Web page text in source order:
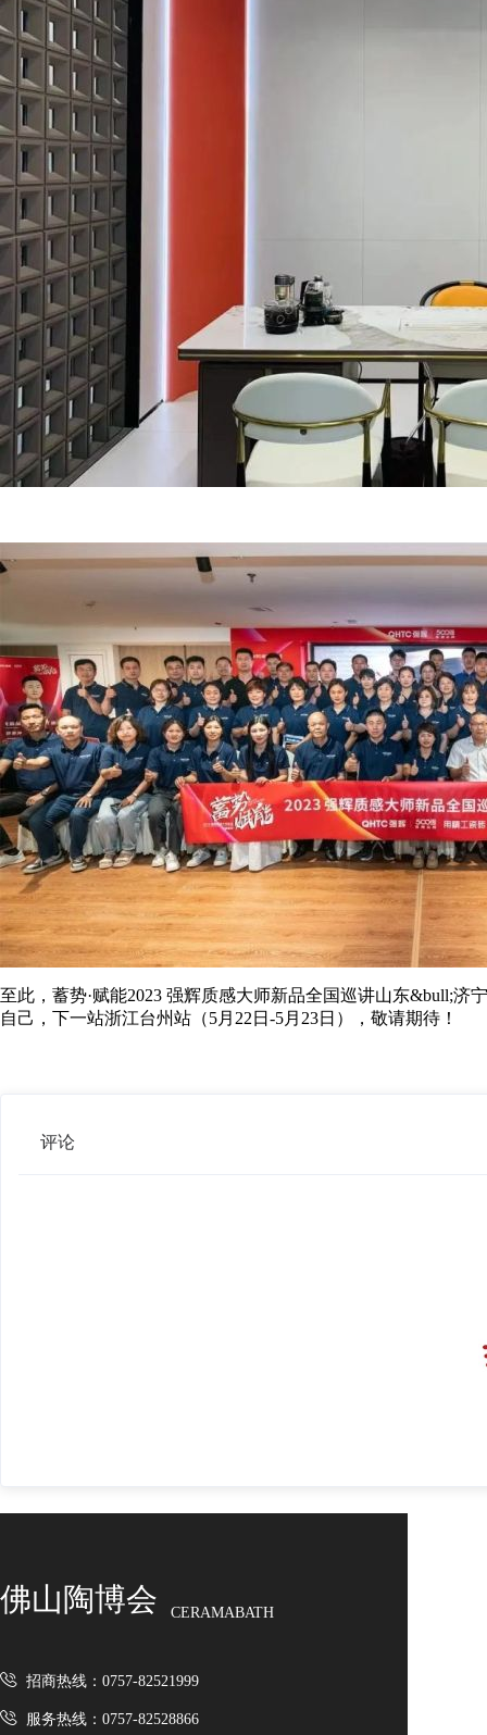
至此，蓄势·赋能2023 强辉质感大师新品全国巡讲山东&bull;
自己，下一站浙江台州站（5月22日-5月23日），敬请期待！
评论
佛山陶博会 CERAMABATH
招商热线：0757-82521999
服务热线：0757-82528866